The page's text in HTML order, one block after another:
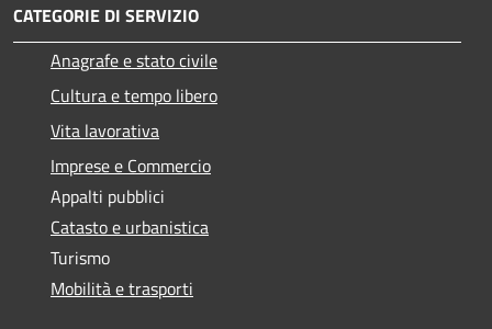
CATEGORIE DI SERVIZIO
Anagrafe e stato civile
Cultura e tempo libero
Vita lavorativa
Imprese e Commercio
Appalti pubblici
Catasto e urbanistica
Turismo
Mobilità e trasporti